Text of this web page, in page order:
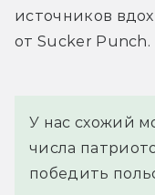
источников
от Sucker Punch.
У нас схожий
числа
победить